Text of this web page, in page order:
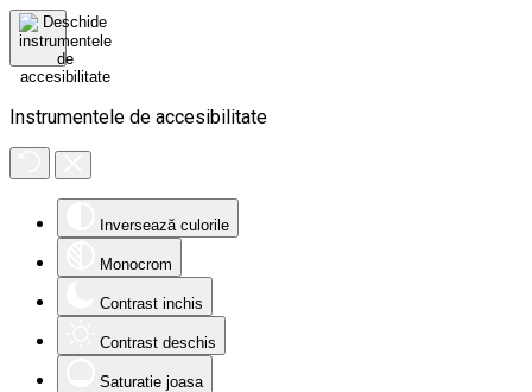
Instrumentele de accesibilitate
Inversează culorile
Monocrom
Contrast inchis
Contrast deschis
Saturatie joasa